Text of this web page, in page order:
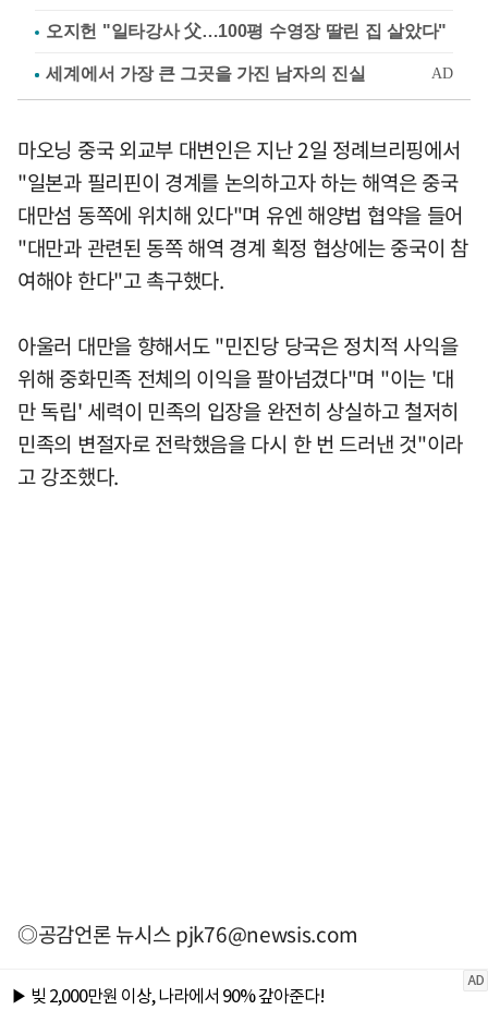
오지헌 "일타강사 父…100평 수영장 딸린 집 살았다"
마오닝 중국 외교부 대변인은 지난 2일 정례브리핑에서
"일본과 필리핀이 경계를 논의하고자 하는 해역은 중국
대만섬 동쪽에 위치해 있다"며 유엔 해양법 협약을 들어
"대만과 관련된 동쪽 해역 경계 획정 협상에는 중국이 참
여해야 한다"고 촉구했다.
아울러 대만을 향해서도 "민진당 당국은 정치적 사익을
위해 중화민족 전체의 이익을 팔아넘겼다"며 "이는 '대
만 독립' 세력이 민족의 입장을 완전히 상실하고 철저히
민족의 변절자로 전락했음을 다시 한 번 드러낸 것"이라
고 강조했다.
◎공감언론 뉴시스pjk76@newsis.com